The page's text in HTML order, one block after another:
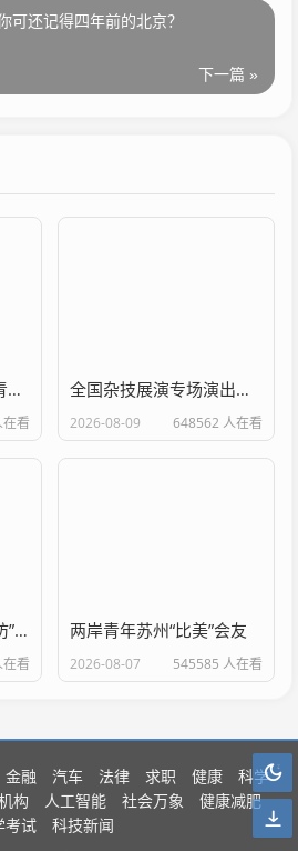
可还记得四年前的北京？
下一篇 »
观林海、探非遗 中俄青少年结下“林都情”
看
全国杂技展演专场演出亮相南宁 高台绝技与奇幻魔术同台
2026-08-09 648562 人在看
（长江十年行）“老堤防”眼里的江岸“蝶变”
看
两岸青年苏州“比美”会友
2026-08-07 545585 人在看
金融 汽车 法律 求职 健康
科学
构 人工智能 社会万象
健康减肥
考试
科技新闻